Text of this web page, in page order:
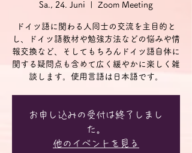
Sa., 24. Juni Zoom Meeting
ドイツ語に関わる人同士の交流を主目的と
し、ドイツ語教材や勉強方法などの悩みや情
報交換など、そしてもちろんドイツ語自体に
関する疑問点も含めて広く緩やかに楽しく雑
談します。使用言語は日本語です。
お申し込みの受付は終了しまし
た。
他のイベントを見る